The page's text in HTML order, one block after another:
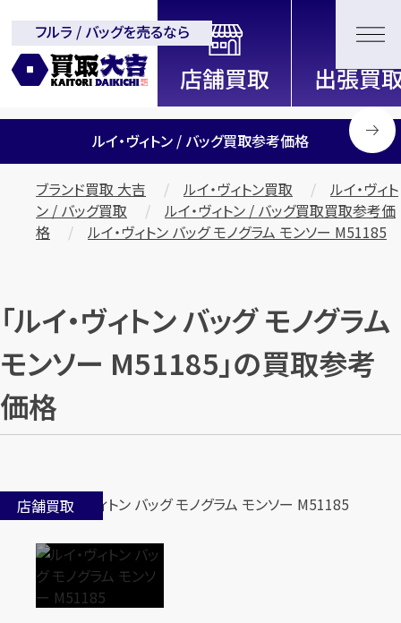
全国2000店舗以上展開中！
信頼と実績の買取専門店「買取大
吉」
フルラ / バッグを売るなら
ルイ・ヴィトン / バッグ買取参考価格
ブランド買取 大吉 ルイ・ヴィトン買取
ルイ・ヴィト
ン / バッグ買取
ルイ・ヴィトン / バッグ買取買取参考価
格
ルイ・ヴィトン バッグ モノグラム モンソー M51185
「ルイ・ヴィトン バッグ モノグラム
モンソー M51185」の買取参考
価格
店舗買取